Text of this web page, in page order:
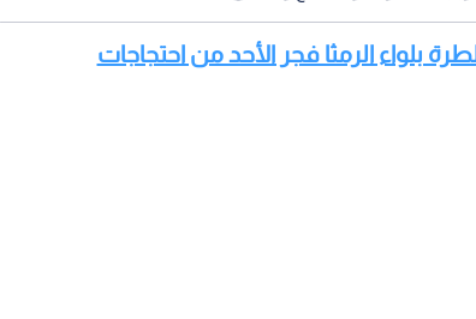
بلواء الرمثا فجر الأحد من احتجاجات